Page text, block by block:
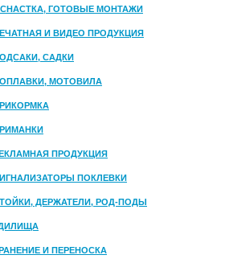
ГОТОВЫЕ МОНТАЖИ
И ВИДЕО ПРОДУКЦИЯ
САДКИ
МОТОВИЛА
ПРОДУКЦИЯ
ПОКЛЕВКИ
ДЕРЖАТЕЛИ, РОД-ПОДЫ
И ПЕРЕНОСКА